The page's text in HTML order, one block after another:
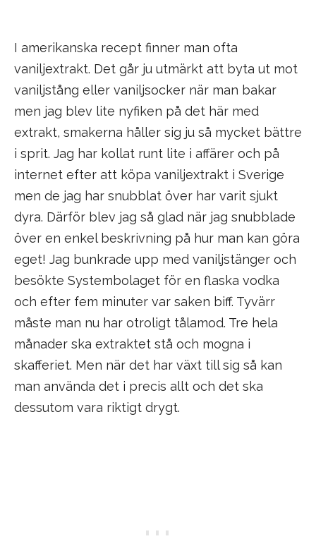
I amerikanska recept finner man ofta
vaniljextrakt. Det går ju utmärkt att byta ut mot
vaniljstång eller vaniljsocker när man bakar
men jag blev lite nyfiken på det här med
extrakt, smakerna håller sig ju så mycket bättre
i sprit. Jag har kollat runt lite i affärer och på
internet efter att köpa vaniljextrakt i Sverige
men de jag har snubblat över har varit sjukt
dyra. Därför blev jag så glad när jag snubblade
över en enkel beskrivning på hur man kan göra
eget! Jag bunkrade upp med vaniljstänger och
besökte Systembolaget för en flaska vodka
och efter fem minuter var saken biff. Tyvärr
måste man nu har otroligt tålamod. Tre hela
månader ska extraktet stå och mogna i
skafferiet. Men när det har växt till sig så kan
man använda det i precis allt och det ska
dessutom vara riktigt drygt.